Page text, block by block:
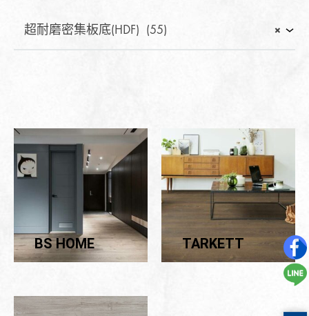
×
超耐磨密集板底(HDF) (55)
BS HOME TARKETT